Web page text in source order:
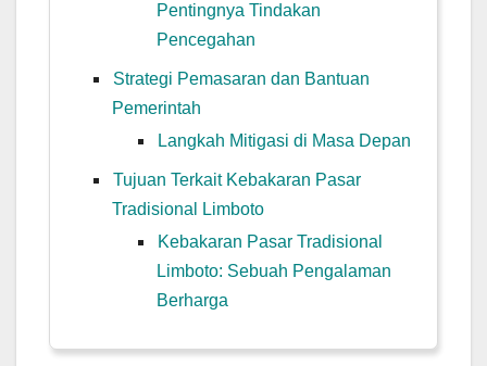
Pentingnya Tindakan
Pencegahan
Strategi Pemasaran dan Bantuan
Pemerintah
Langkah Mitigasi di Masa Depan
Tujuan Terkait Kebakaran Pasar
Tradisional Limboto
Kebakaran Pasar Tradisional
Limboto: Sebuah Pengalaman
Berharga